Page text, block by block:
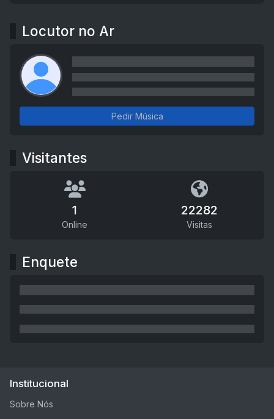
Locutor no Ar
Pedir Música
Visitantes
1
Online
22282
Visitas
Enquete
Institucional
Sobre Nós